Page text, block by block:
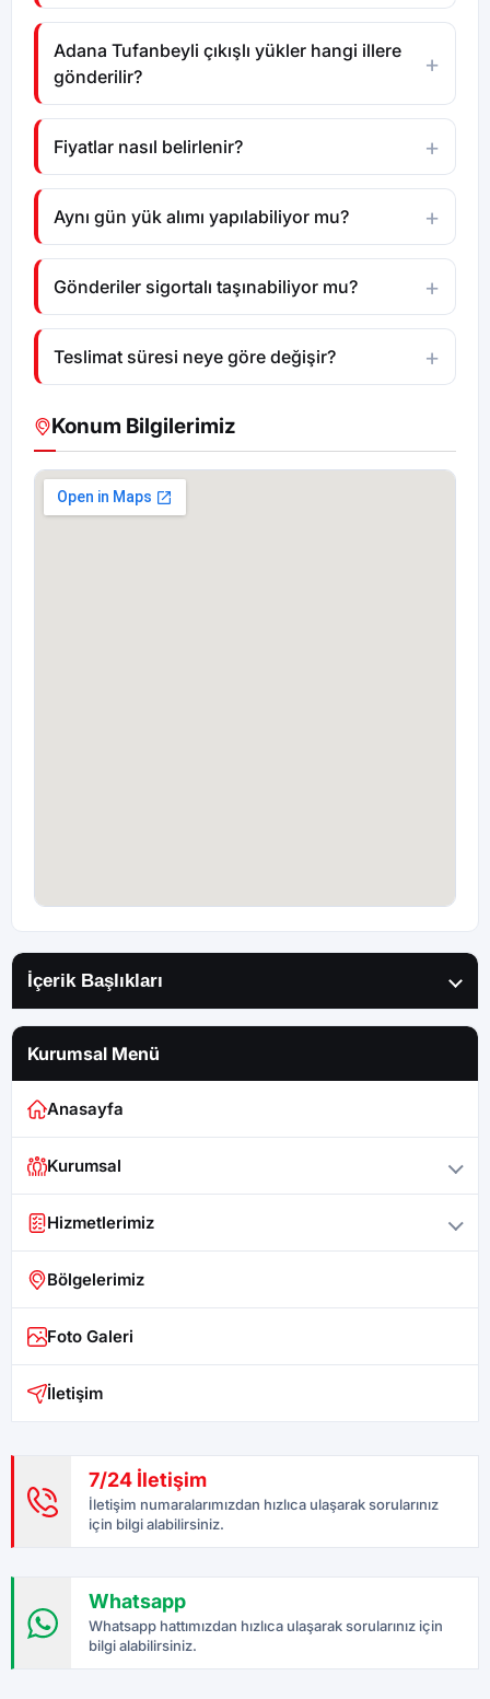
Adana Tufanbeyli çıkışlı yükler hangi illere
gönderilir?
Fiyatlar nasıl belirlenir?
Aynı gün yük alımı yapılabiliyor mu?
Gönderiler sigortalı taşınabiliyor mu?
Teslimat süresi neye göre değişir?
Konum Bilgilerimiz
İçerik Başlıkları
Kurumsal Menü
Anasayfa
Kurumsal
Hizmetlerimiz
Bölgelerimiz
Foto Galeri
İletişim
7/24 İletişim
İletişim numaralarımızdan hızlıca ulaşarak sorularınız
için bilgi alabilirsiniz.
Whatsapp
Whatsapp hattımızdan hızlıca ulaşarak sorularınız için
bilgi alabilirsiniz.